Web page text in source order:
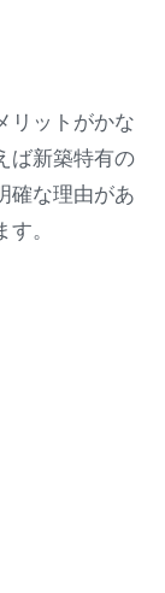
リットがかな
ば新築特有の
確な理由があ
。